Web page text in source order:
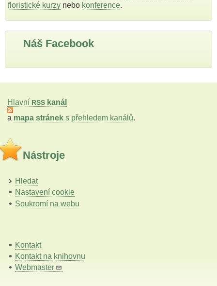
floristické kurzy nebo konference.
Náš Facebook
Hlavní RSS kanál
a mapa stránek s přehledem kanálů.
Nástroje
Hledat
Nastavení cookie
Soukromí na webu
Kontakt
Kontakt na knihovnu
Webmaster